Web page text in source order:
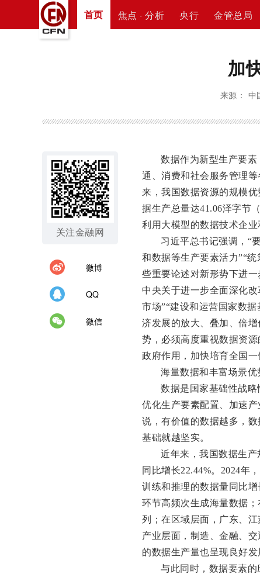
首页 焦点 · 分析 央行 金管总局
加
来源：
关注金融网
微博
QQ
微信
数据作为新型生产要
通、消费和社会服务管理
来，我国数据资源的规模
据生产总量达41.06泽字节
利用大模型的数据技术企业
习近平总书记强调，“
和数据等生产要素活力”“
些重要论述对新形势下进
中央关于进一步全面深化
市场”“建设和运营国家数
济发展的放大、叠加、倍
势，必须高度重视数据资
政府作用，加快培育全国
海量数据和丰富场景优
数据是国家基础性战略
优化生产要素配置、加速
说，有价值的数据越多，
基础就越坚实。
近年来，我国数据生产
同比增长22.44%。2024年
训练和推理的数据量同比
环节高频次生成海量数据
列；在区域层面，广东、
产业层面，制造、金融、
的数据生产量也呈现良好发
与此同时，数据要素